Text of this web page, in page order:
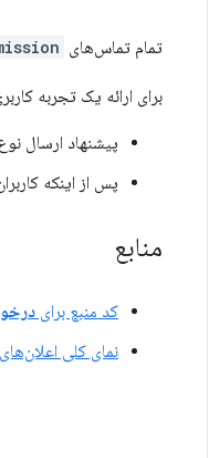
تمام تماس‌های
برای ارائه یک تجربه
پیشنهاد ارسال
پس از اینکه
منابع
کد منبع برای
نمای کلی